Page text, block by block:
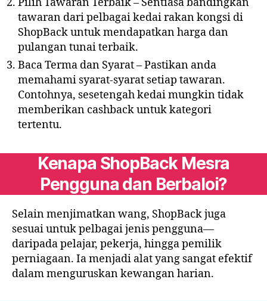
tawaran dari pelbagai kedai rakan kongsi di
ShopBack untuk mendapatkan harga dan
pulangan tunai terbaik.
Baca Terma dan Syarat – Pastikan anda
memahami syarat-syarat setiap tawaran.
Contohnya, sesetengah kedai mungkin tidak
memberikan cashback untuk kategori
tertentu.
Kenapa ShopBack Mesra
Pengguna dan Berbaloi?
Selain menjimatkan wang, ShopBack juga
sesuai untuk pelbagai jenis pengguna—
daripada pelajar, pekerja, hingga pemilik
perniagaan. Ia menjadi alat yang sangat efektif
dalam menguruskan kewangan harian.